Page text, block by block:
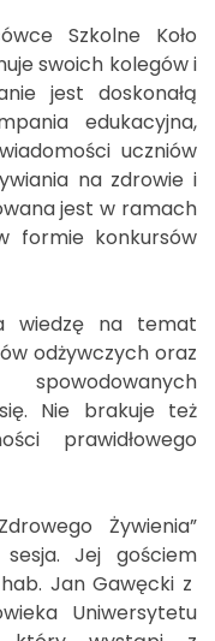
Szkolne Koło
swoich kolegów i
jest doskonałą
edukacyjna,
uczniów
na zdrowie i
jest w ramach
formie konkursów
wiedzę na temat
odżywczych oraz
Nie brakuje też
prawidłowego
Żywienia”
Jej gościem
Jan Gawęcki z
Uniwersytetu